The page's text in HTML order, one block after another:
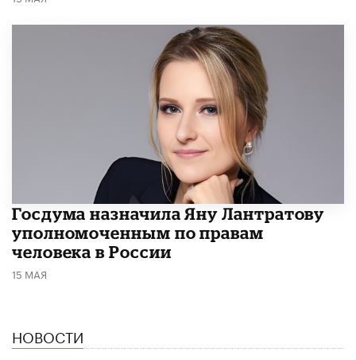
Госдума назначила Яну Лантратову
уполномоченным по правам
человека в России
15 МАЯ
НОВОСТИ